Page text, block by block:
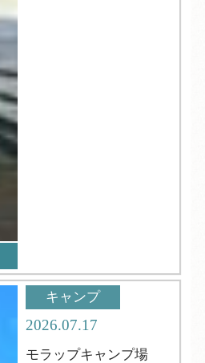
キャンプ
2026.07.17
モラップキャンプ場